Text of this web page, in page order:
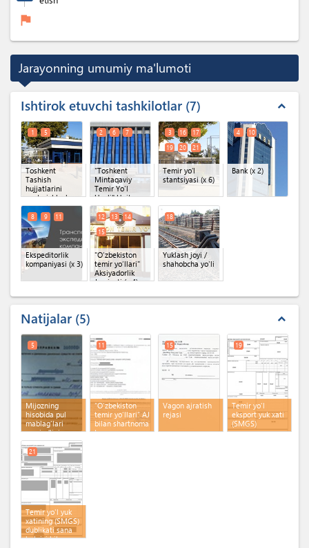
flag
Jarayonning umumiy ma'lumoti
Ishtirok etuvchi tashkilotlar 7 expand_less
Toshkent
Tashish
hujjatlarini
qayta ishlash
bo'yicha
texnologik
markazi
(TechPD)
(x 2)
1 5
"Toshkent
Mintaqaviy
Temir Yo'l
Uzeli" Unitar
korxonasi
O'zbekiston
Temir Yo'llari
AJ(x 3)
2 6 7
Temir yoʻl
stantsiyasi(x 6)
3 16
17
19
20 21
Bank(x 2)
4 10
Ekspeditorlik
kompaniyasi (x 3)
8 9 11
"O‘zbekiston
temir yo‘llari"
Aksiyadorlik
Jamiyati(x 4)
12 13
14
15
Yuklash joyi /
shahobcha yo'li
18
Natijalar 5 expand_less
Mijozning
hisobida pul
mablag'lari
mavjudligi
to'g'risidagi
ma'lumotnoma
5
“O‘zbekiston
temir yo‘llari” AJ
bilan shartnoma
tuzgan
11
Vagon ajratish
rejasi
15
Temir yo'l
eksport yuk xati
(SMGS)
19
Temir yo'l yuk
xatining (SMGS)
dublikati sana
belgisi bilan
21